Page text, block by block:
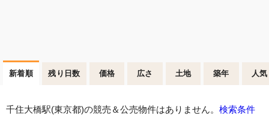
新着順 残り日数 価格 広さ 土地 築年 人気
千住大橋駅(東京都)の競売＆公売物件はありません。 検索条件